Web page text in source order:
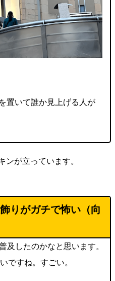
置いて誰か見上げる人が
ンが立っています。
りがガチで怖い（向
及したのかなと思います。
ですね。すごい。